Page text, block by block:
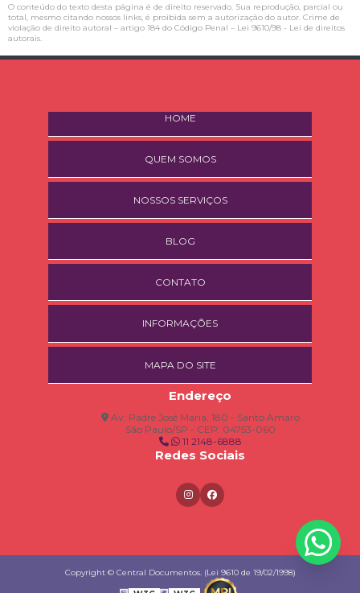
O conteúdo do texto desta página é de direito reservado. Sua reprodução, parcial ou
total, mesmo citando nossos links, é proibida sem a autorização do autor. Crime de
violação de direito autoral – artigo 184 do Código Penal – Lei 9610/98 - Lei de direitos
autorais
HOME
QUEM SOMOS
NOSSOS SERVIÇOS
BLOG
CONTATO
INFORMAÇÕES
MAPA DO SITE
Endereço
Av. Padre José Maria, 180 - Santo Amaro
São Paulo/SP - CEP: 04753-060
11 2148-6888
Redes Sociais
Copyright © Central Documentos. (Lei 9610 de 19/02/1998)